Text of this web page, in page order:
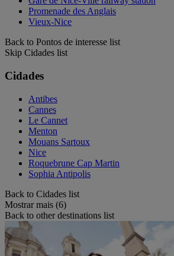
Promenade des Anglais
Vieux-Nice
Back to Pontos de interesse list
Skip Cidades list
Cidades
Antibes
Cannes
Le Cannet
Menton
Mouans Sartoux
Nice
Roquebrune Cap Martin
Sophia Antipolis
Back to Cidades list
Mostrar mais (6)
Back to other destinations list